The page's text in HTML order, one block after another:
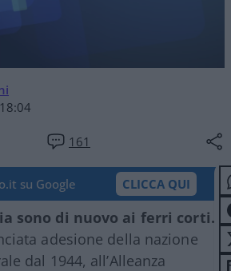
161
su Google CLICCA QUI
sono di nuovo ai ferri corti.
adesione della nazione
dal 1944, all’Alleanza